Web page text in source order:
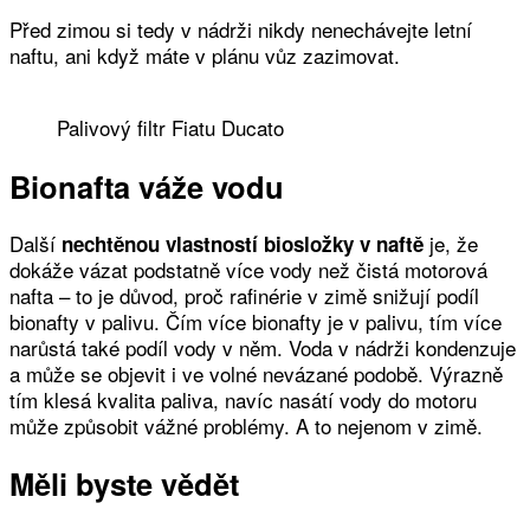
Před zimou si tedy v nádrži nikdy nenechávejte letní
naftu, ani když máte v plánu vůz zazimovat.
Palivový filtr Fiatu Ducato
Bionafta váže vodu
Další nechtěnou vlastností biosložky v naftě je, že
dokáže vázat podstatně více vody než čistá motorová
nafta – to je důvod, proč rafinérie v zimě snižují podíl
bionafty v palivu. Čím více bionafty je v palivu, tím více
narůstá také podíl vody v něm. Voda v nádrži kondenzuje
a může se objevit i ve volné nevázané podobě. Výrazně
tím klesá kvalita paliva, navíc nasátí vody do motoru
může způsobit vážné problémy. A to nejenom v zimě.
Měli byste vědět